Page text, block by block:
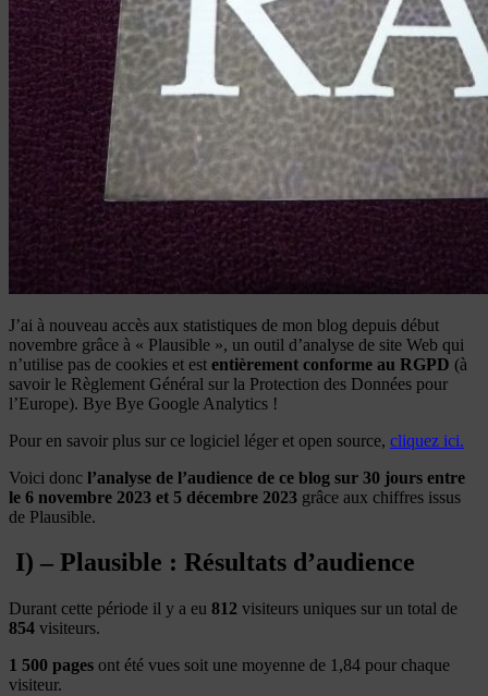
J’ai à nouveau accès aux statistiques de mon blog depuis début
novembre grâce à « Plausible », un outil d’analyse de site Web qui
n’utilise pas de cookies et est entièrement conforme au RGPD (à
savoir le Règlement Général sur la Protection des Données pour
l’Europe). Bye Bye Google Analytics !
Pour en savoir plus sur ce logiciel léger et open source, cliquez ici.
Voici donc l’analyse de l’audience de ce blog sur 30 jours entre
le 6 novembre 2023 et 5 décembre 2023 grâce aux chiffres issus
de Plausible.
I) – Plausible : Résultats d’audience
Durant cette période il y a eu 812 visiteurs uniques sur un total de
854 visiteurs.
1 500 pages ont été vues soit une moyenne de 1,84 pour chaque
visiteur.